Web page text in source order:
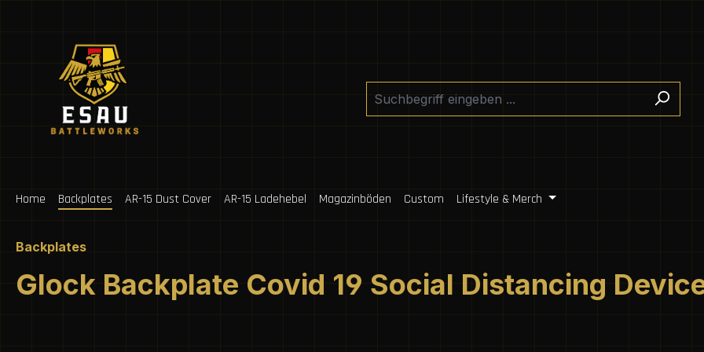
Home Backplates AR-15 Dust Cover AR-15 Ladehebel Magazinböden Custom Lifestyle & Merch
Backplates
Glock Backplate Covid 19 Social Distancing